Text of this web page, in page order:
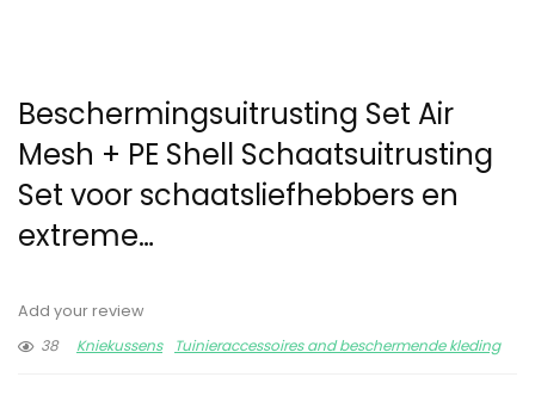
Beschermingsuitrusting Set Air
Mesh + PE Shell Schaatsuitrusting
Set voor schaatsliefhebbers en
extreme…
Add your review
38
Kniekussens Tuinieraccessoires and beschermende kleding